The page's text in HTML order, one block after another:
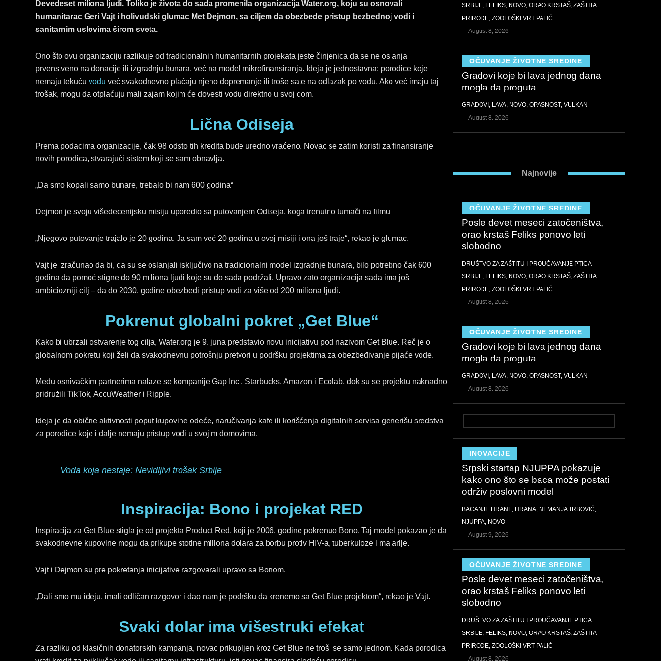
o
d
g
Devedeset miliona ljudi. Toliko je života do sada promenila organizacija Water.org, koju su osnovali
humanitarac Geri Vajt i holivudski glumac Met Dejmon, sa ciljem da obezbede pristup bezbednoj vodi i
sanitarnim uslovima širom sveta.
Ono što ovu organizaciju razlikuje od tradicionalnih humanitarnih projekata jeste činjenica da se ne oslanja
prvenstveno na donacije ili izgradnju bunara, već na model mikrofinansiranja. Ideja je jednostavna: porodice koje
nemaju tekuću vodu već svakodnevno plaćaju njeno dopremanje ili troše sate na odlazak po vodu. Ako već imaju taj
trošak, mogu da otplaćuju mali zajam kojim će dovesti vodu direktno u svoj dom.
Lična Odiseja
Prema podacima organizacije, čak 98 odsto tih kredita bude uredno vraćeno. Novac se zatim koristi za finansiranje
novih porodica, stvarajući sistem koji se sam obnavlja.
„Da smo kopali samo bunare, trebalo bi nam 600 godina“
Dejmon je svoju višedecenijsku misiju uporedio sa putovanjem Odiseja, koga trenutno tumači na filmu.
„Njegovo putovanje trajalo je 20 godina. Ja sam već 20 godina u ovoj misiji i ona još traje“, rekao je glumac.
Vajt je izračunao da bi, da su se oslanjali isključivo na tradicionalni model izgradnje bunara, bilo potrebno čak 600
godina da pomoć stigne do 90 miliona ljudi koje su do sada podržali. Upravo zato organizacija sada ima još
ambiciozniji cilj – da do 2030. godine obezbedi pristup vodi za više od 200 miliona ljudi.
Pokrenut globalni pokret „Get Blue“
Kako bi ubrzali ostvarenje tog cilja, Water.org je 9. juna predstavio novu inicijativu pod nazivom Get Blue. Reč je o
globalnom pokretu koji želi da svakodnevnu potrošnju pretvori u podršku projektima za obezbeđivanje pijaće vode.
Među osnivačkim partnerima nalaze se kompanije Gap Inc., Starbucks, Amazon i Ecolab, dok su se projektu naknadno
pridružili TikTok, AccuWeather i Ripple.
Ideja je da obične aktivnosti poput kupovine odeće, naručivanja kafe ili korišćenja digitalnih servisa generišu sredstva
za porodice koje i dalje nemaju pristup vodi u svojim domovima.
Voda koja nestaje: Nevidljivi trošak Srbije
Inspiracija: Bono i projekat RED
Inspiracija za Get Blue stigla je od projekta Product Red, koji je 2006. godine pokrenuo Bono. Taj model pokazao je da
svakodnevne kupovine mogu da prikupe stotine miliona dolara za borbu protiv HIV-a, tuberkuloze i malarije.
Vajt i Dejmon su pre pokretanja inicijative razgovarali upravo sa Bonom.
„Dali smo mu ideju, imali odličan razgovor i dao nam je podršku da krenemo sa Get Blue projektom“, rekao je Vajt.
Svaki dolar ima višestruki efekat
Za razliku od klasičnih donatorskih kampanja, novac prikupljen kroz Get Blue ne troši se samo jednom. Kada porodica
SRBIJE, FELIKS, NOVO,ORAO KRSTAŠ,ZAŠTITA
PRIRODE,ZOOLOŠKI VRT PALIĆ
August 8, 2026
OČUVANJE ŽIVOTNE SREDINE
Gradovi koje bi lava jednog dana
mogla da proguta
GRADOVI , LAVA, NOVO,OPASNOST,VULKAN
August 8, 2026
Najnovije
OČUVANJE ŽIVOTNE SREDINE
Posle devet meseci zatočeništva,
orao krstaš Feliks ponovo leti
slobodno
DRUŠTVO ZA ZAŠTITU I PROUČAVANJE PTICA
SRBIJE, FELIKS, NOVO,ORAO KRSTAŠ,ZAŠTITA
PRIRODE,ZOOLOŠKI VRT PALIĆ
August 8, 2026
OČUVANJE ŽIVOTNE SREDINE
Gradovi koje bi lava jednog dana
mogla da proguta
GRADOVI , LAVA, NOVO,OPASNOST,VULKAN
August 8, 2026
INOVACIJE
Srpski startap NJUPPA pokazuje
kako ono što se baca može postati
održiv poslovni model
BACANJE HRANE, HRANA, NEMANJA TRBOVIĆ,
NJUPPA, NOVO
August 9, 2026
OČUVANJE ŽIVOTNE SREDINE
Posle devet meseci zatočeništva,
orao krstaš Feliks ponovo leti
slobodno
DRUŠTVO ZA ZAŠTITU I PROUČAVANJE PTICA
SRBIJE, FELIKS, NOVO,ORAO KRSTAŠ,ZAŠTITA
PRIRODE,ZOOLOŠKI VRT PALIĆ
August 8, 2026